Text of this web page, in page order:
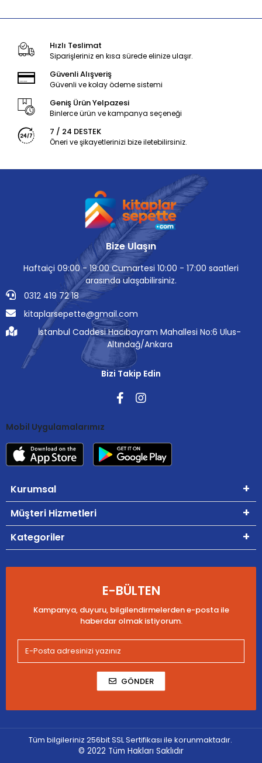
Hızlı Teslimat
Siparişleriniz en kısa sürede elinize ulaşır.
Güvenli Alışveriş
Güvenli ve kolay ödeme sistemi
Geniş Ürün Yelpazesi
Binlerce ürün ve kampanya seçeneği
7 / 24 DESTEK
Öneri ve şikayetlerinizi bize iletebilirsiniz.
Bize Ulaşın
Haftaiçi 09:00 - 19:00 Cumartesi 10:00 - 17:00 saatleri
arasında ulaşabilirsiniz.
0312 419 72 18
kitaplarsepette@gmail.com
İstanbul Caddesi Hacıbayram Mahallesi No:6 Ulus-
Altındağ/Ankara
Bizi Takip Edin
Mobil Uygulamalarımız
Kurumsal
Müşteri Hizmetleri
Kategoriler
E-BÜLTEN
Kampanya, duyuru, bilgilendirmelerden e-posta ile
haberdar olmak istiyorum.
GÖNDER
Tüm bilgileriniz 256bit SSL Sertifikası ile korunmaktadır.
© 2022 Tüm Hakları Saklıdır